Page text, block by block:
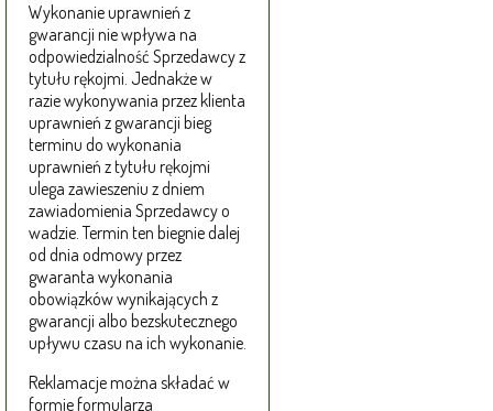
Wykonanie uprawnień z
gwarancji nie wpływa na
odpowiedzialność Sprzedawcy z
tytułu rękojmi. Jednakże w
razie wykonywania przez klienta
uprawnień z gwarancji bieg
terminu do wykonania
uprawnień z tytułu rękojmi
ulega zawieszeniu z dniem
zawiadomienia Sprzedawcy o
wadzie. Termin ten biegnie dalej
od dnia odmowy przez
gwaranta wykonania
obowiązków wynikających z
gwarancji albo bezskutecznego
upływu czasu na ich wykonanie.
Reklamacje można składać w
formie formularza